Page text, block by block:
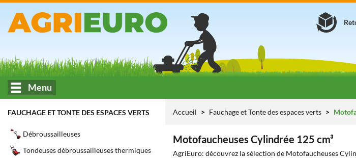
Menu
FAUCHAGE ET TONTE DES ESPACES VERTS
Débroussailleuses
Tondeuses débroussailleuses thermiques
Accueil Fauchage et Tonte des espaces verts
Motofaucheuses Cylindrée 125 cm³
AgriEuro: découvrez la sélection de Motofaucheuses